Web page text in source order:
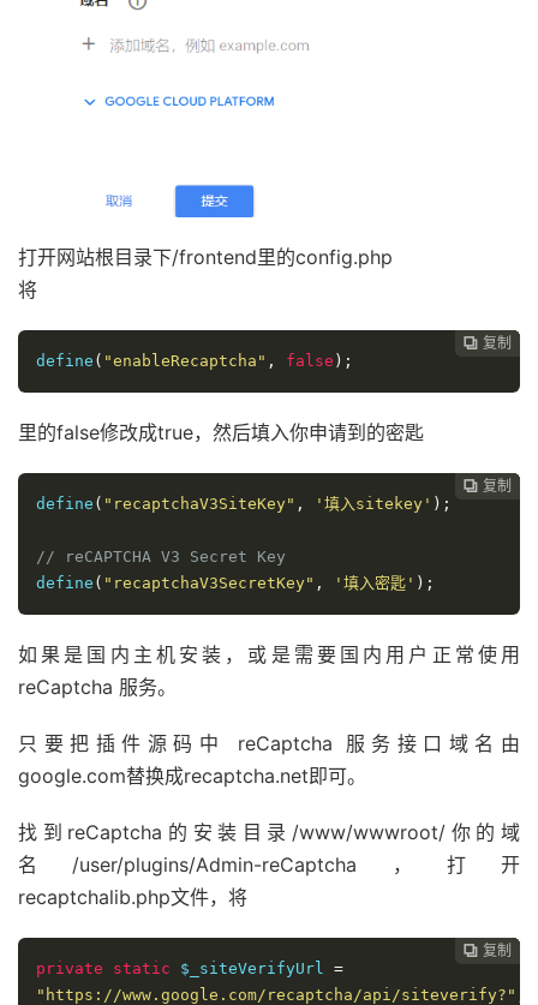
打开网站根目录下/frontend里的config.php
将
 复制
 复制
 复制
 复制
 复制
 复制
 复制
 复制
define ( "enableRecaptcha" , false );
里的false修改成true，然后填入你申请到的密匙
 复制
 复制
 复制
 复制
 复制
 复制
 复制
define ( "recaptchaV3SiteKey" , '填入sitekey' );
// reCAPTCHA V3 Secret Key
define ( "recaptchaV3SecretKey" , '填入密匙' );
如果是国内主机安装，或是需要国内用户正常使用
reCaptcha 服务。
只要把插件源码中 reCaptcha 服务接口域名由
google.com替换成recaptcha.net即可。
找到reCaptcha的安装目录/www/wwwroot/你的域
名/user/plugins/Admin-reCaptcha，打开
recaptchalib.php文件，将
 复制
 复制
 复制
 复制
 复制
 复制
private
static $_siteVerifyUrl
=
"https://www.google.com/recaptcha/api/siteverify?"